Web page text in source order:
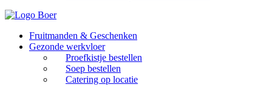
Fruitmanden & Geschenken
Gezonde werkvloer
Proefkistje bestellen
Soep bestellen
Catering op locatie